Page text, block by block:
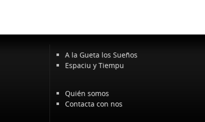
A la Gueta los Sueños
Espaciu y Tiempu
Quién somos
Contacta con nos